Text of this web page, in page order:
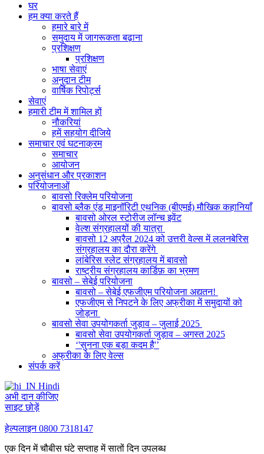
घर
हम क्या करते हैं
हमारे बारे में
समुदाय में जागरूकता बढ़ाना
प्रशिक्षण
प्रशिक्षण
भाषा सेवाएं
अनुदान टीम
वार्षिक रिपोर्ट्स
सेवाएं
हमारी टीम में शामिल हों
नौकरियां
हमें सहयोग दीजिये
समाचार एवं घटनाक्रम
समाचार
आयोजन
अनुसंधान और प्रकाशन
परियोजनाओं
बावसो रिक्लेम परियोजना
बावसो ब्लैक एंड माइनॉरिटी एथनिक (बीएमई) मौखिक कहानियाँ
बावसो ओरल स्टोरीज लॉन्च इवेंट
वेल्श संग्रहालयों की यात्रा
बावसो 12 अप्रैल 2024 को उत्तरी वेल्स में ललनबेरिस
संग्रहालय का दौरा करेंगे
लांबेरिस स्लेट संग्रहालय में बावसो
राष्ट्रीय संग्रहालय कार्डिफ़ का भ्रमण
बावसो – सेबेई परियोजना
बावसो – सेबेई एफजीएम परियोजना अद्यतन!
एफजीएम से निपटने के लिए अफ्रीका में समुदायों को
जोड़ना
बावसो सेवा उपयोगकर्ता जुड़ाव – जुलाई 2025
बावसो सेवा उपयोगकर्ता जुड़ाव – अगस्त 2025
‘'सुनना एक बड़ा कदम है'’
अफ्रीका के लिए वेल्स
संपर्क करें
Hindi
अभी दान कीजिए
साइट छोड़ें
हेल्पलाइन0800 7318147
एक दिन में चौबीस घंटे सप्ताह में सातों दिन उपलब्ध